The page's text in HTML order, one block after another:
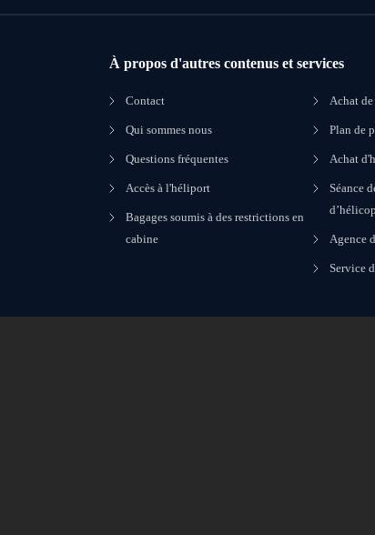
À propos d'autres contenus et services
Contact
Qui sommes nous
Questions fréquentes
Accès à l'héliport
Bagages soumis à des restrictions en
cabine
Achat
Plan de
Achat
Séance
Agence
Service